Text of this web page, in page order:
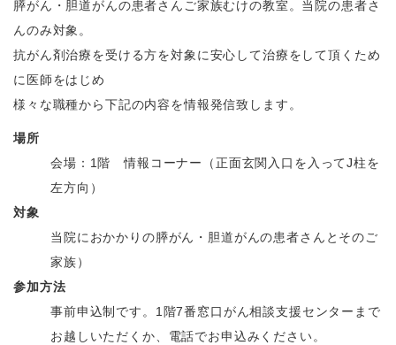
膵がん・胆道がんの患者さんご家族むけの教室。当院の患者さ
んのみ対象。
抗がん剤治療を受ける方を対象に安心して治療をして頂くため
に医師をはじめ
様々な職種から下記の内容を情報発信致します。
場所
会場：1階 情報コーナー（正面玄関入口を入ってJ柱を
左方向）
対象
当院におかかりの膵がん・胆道がんの患者さんとそのご
家族）
参加方法
事前申込制です。1階7番窓口がん相談支援センターまで
お越しいただくか、電話でお申込みください。